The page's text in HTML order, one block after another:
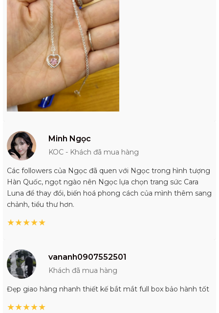
Minh Ngọc
KOC - Khách đã mua hàng
Các followers của Ngọc đã quen với Ngọc trong hình tượng
Hàn Quốc, ngọt ngào nên Ngọc lựa chọn trang sức Cara
Luna để thay đổi, biến hoá phong cách của mình thêm sang
chảnh, tiểu thư hơn.
★★★★★
vananh0907552501
Khách đã mua hàng
Đẹp giao hàng nhanh thiết kế bắt mắt full box bảo hành tốt
★★★★★